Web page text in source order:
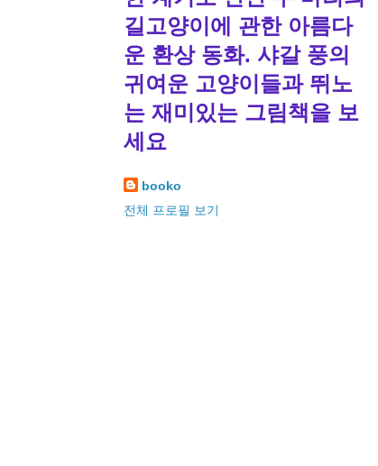
길고양이에 관한 아름다
운 환상 동화. 샤갈 풍의
귀여운 고양이들과 뛰노
는 재미있는 그림책을 보
세요
booko
전체 프로필 보기